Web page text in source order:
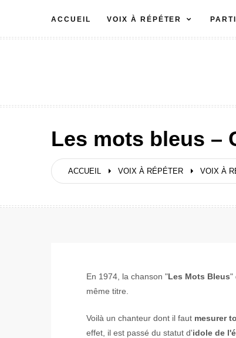
contenu
ACCUEIL VOIX À RÉPÉTER
ACCUEIL VOIX À RÉPÉTER VOIX À
Les mots bleus –
En 1974, la chanson "Les Mots Bleus"
même titre.
Voilà un chanteur dont il faut mesurer
effet, il est passé du statut d'idole de